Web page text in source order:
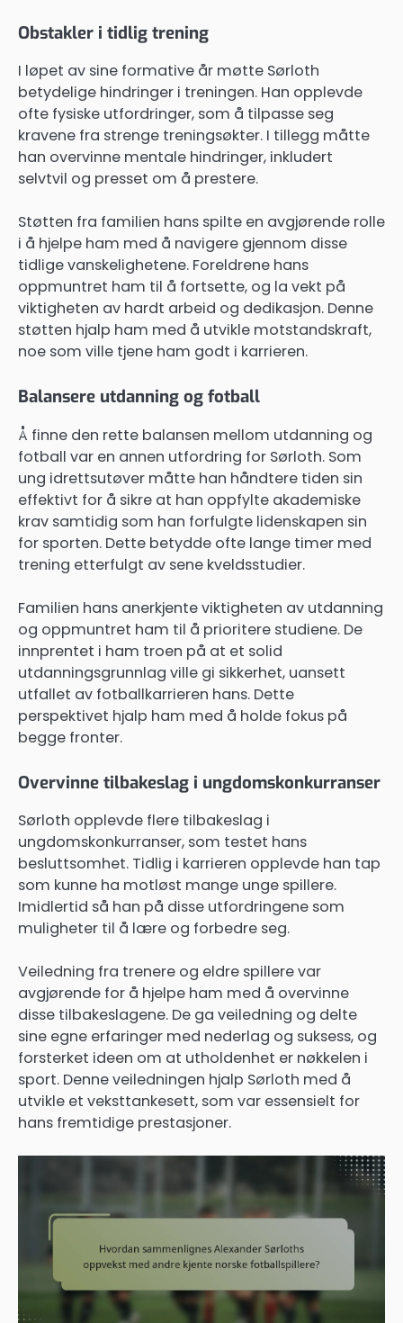
Obstakler i tidlig trening
I løpet av sine formative år møtte Sørloth
betydelige hindringer i treningen. Han opplevde
ofte fysiske utfordringer, som å tilpasse seg
kravene fra strenge treningsøkter. I tillegg måtte
han overvinne mentale hindringer, inkludert
selvtvil og presset om å prestere.
Støtten fra familien hans spilte en avgjørende rolle
i å hjelpe ham med å navigere gjennom disse
tidlige vanskelighetene. Foreldrene hans
oppmuntret ham til å fortsette, og la vekt på
viktigheten av hardt arbeid og dedikasjon. Denne
støtten hjalp ham med å utvikle motstandskraft,
noe som ville tjene ham godt i karrieren.
Balansere utdanning og fotball
Å finne den rette balansen mellom utdanning og
fotball var en annen utfordring for Sørloth. Som
ung idrettsutøver måtte han håndtere tiden sin
effektivt for å sikre at han oppfylte akademiske
krav samtidig som han forfulgte lidenskapen sin
for sporten. Dette betydde ofte lange timer med
trening etterfulgt av sene kveldsstudier.
Familien hans anerkjente viktigheten av utdanning
og oppmuntret ham til å prioritere studiene. De
innprentet i ham troen på at et solid
utdanningsgrunnlag ville gi sikkerhet, uansett
utfallet av fotballkarrieren hans. Dette
perspektivet hjalp ham med å holde fokus på
begge fronter.
Overvinne tilbakeslag i ungdomskonkurranser
Sørloth opplevde flere tilbakeslag i
ungdomskonkurranser, som testet hans
besluttsomhet. Tidlig i karrieren opplevde han tap
som kunne ha motløst mange unge spillere.
Imidlertid så han på disse utfordringene som
muligheter til å lære og forbedre seg.
Veiledning fra trenere og eldre spillere var
avgjørende for å hjelpe ham med å overvinne
disse tilbakeslagene. De ga veiledning og delte
sine egne erfaringer med nederlag og suksess, og
forsterket ideen om at utholdenhet er nøkkelen i
sport. Denne veiledningen hjalp Sørloth med å
utvikle et veksttankesett, som var essensielt for
hans fremtidige prestasjoner.